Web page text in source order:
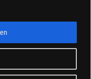
Club |Design by